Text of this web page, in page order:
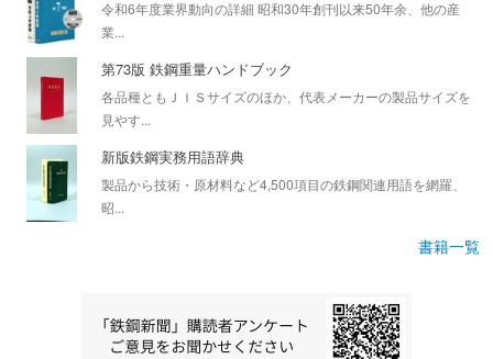
令和6年度業界動向の詳細 昭和30年創刊以来50年余、他の産
業...
第73版 鉄鋼重量ハンドブック
各品種ともＪＩＳサイズのほか、代表メーカーの製品サイズを
見やす...
新版鉄鋼実務用語辞典
製品から技術・原材料など4,500項目の鉄鋼関連用語を網羅、
昭...
書籍一覧